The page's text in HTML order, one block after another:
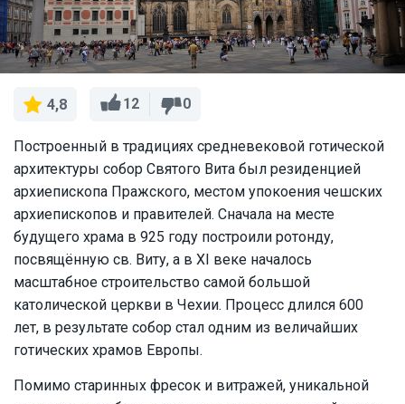
4,8 12 0
Построенный в традициях средневековой готической
архитектуры собор Святого Вита был резиденцией
архиепископа Пражского, местом упокоения чешских
архиепископов и правителей. Сначала на месте
будущего храма в 925 году построили ротонду,
посвящённую св. Виту, а в XI веке началось
масштабное строительство самой большой
католической церкви в Чехии. Процесс длился 600
лет, в результате собор стал одним из величайших
готических храмов Европы.
Помимо старинных фресок и витражей, уникальной